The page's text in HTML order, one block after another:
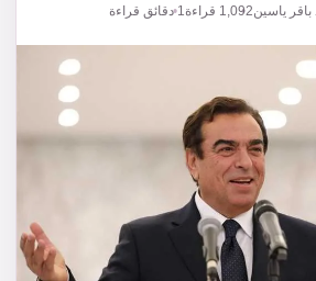
ياسين1,092 قراءة1 دقائق قراءة